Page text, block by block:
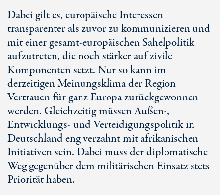
Dabei gilt es, europäische Interessen
transparenter als zuvor zu kommunizieren und
mit einer gesamt-europäischen Sahelpolitik
aufzutreten, die noch stärker auf zivile
Komponenten setzt. Nur so kann im
derzeitigen Meinungsklima der Region
Vertrauen für ganz Europa zurückgewonnen
werden. Gleichzeitig müssen Außen-,
Entwicklungs- und Verteidigungspolitik in
Deutschland eng verzahnt mit afrikanischen
Initiativen sein. Dabei muss der diplomatische
Weg gegenüber dem militärischen Einsatz stets
Priorität haben.